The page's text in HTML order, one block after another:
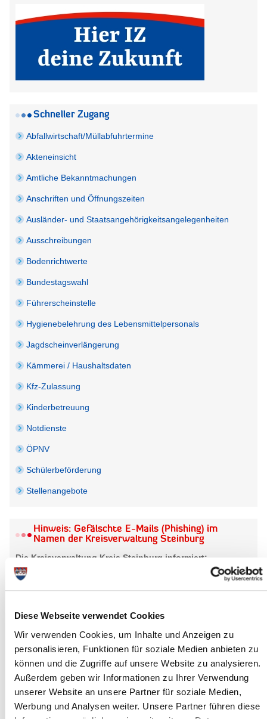
Diese Webseite verwendet Cookies
Wir verwenden Cookies, um Inhalte und Anzeigen zu
personalisieren, Funktionen für soziale Medien anbieten zu
können und die Zugriffe auf unsere Website zu analysieren.
Außerdem geben wir Informationen zu Ihrer Verwendung
unserer Website an unsere Partner für soziale Medien,
Werbung und Analysen weiter. Unsere Partner führen diese
Schneller Zugang
Abfallwirtschaft/Müllabfuhrtermine
Akteneinsicht
Amtliche Bekanntmachungen
Anschriften und Öffnungszeiten
Ausländer- und Staatsangehörigkeitsangelegenheiten
Ausschreibungen
Bodenrichtwerte
Bundestagswahl
Führerscheinstelle
Hygienebelehrung des Lebensmittelpersonals
Jagdscheinverlängerung
Kämmerei / Haushaltsdaten
Kfz-Zulassung
Kinderbetreuung
Notdienste
ÖPNV
Schülerbeförderung
Stellenangebote
Hinweis: Gefälschte E-Mails (Phishing) im
Namen der Kreisverwaltung Steinburg
Die Kreisverwaltung Kreis Steinburg informiert:
Aktuell sind Phishing-Mails im Namen des Kreises bzw.
Mitarbeitenden im Umlauf. Achten Sie bitte auf ungewöhnliche
wurden nicht von der Kreisverwaltung Kreis Steinburg
Absenderadresse (@steinburg.de).
Sollten Sie Bedenken bezüglich der Seriosität haben,
kontaktieren Sie bitte unbedingt den entsprechenden Bereich.